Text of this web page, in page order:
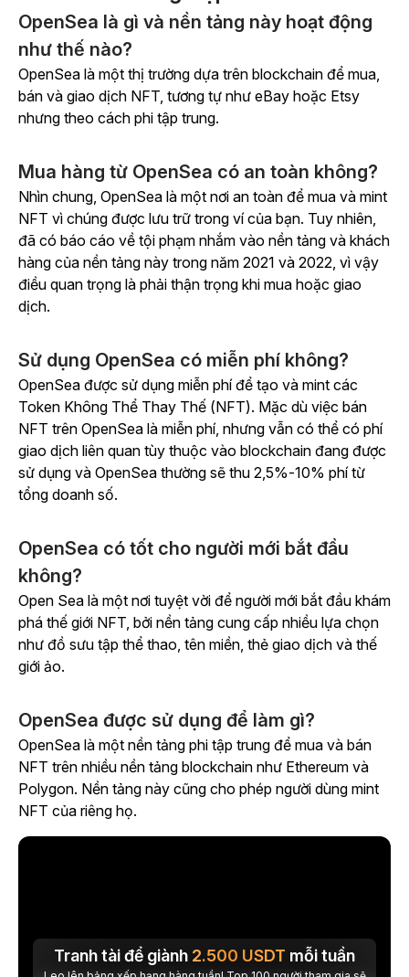
OpenSea là gì và nền tảng này hoạt động
như thế nào?
OpenSea là một thị trường dựa trên blockchain để mua,
bán và giao dịch NFT, tương tự như eBay hoặc Etsy
nhưng theo cách phi tập trung.
Mua hàng từ OpenSea có an toàn không?
Nhìn chung, OpenSea là một nơi an toàn để mua và mint
NFT vì chúng được lưu trữ trong ví của bạn. Tuy nhiên,
đã có báo cáo về tội phạm nhắm vào nền tảng và khách
hàng của nền tảng này trong năm 2021 và 2022, vì vậy
điều quan trọng là phải thận trọng khi mua hoặc giao
dịch.
Sử dụng OpenSea có miễn phí không?
OpenSea được sử dụng miễn phí để tạo và mint các
Token Không Thể Thay Thế (NFT). Mặc dù việc bán
NFT trên OpenSea là miễn phí, nhưng vẫn có thể có phí
giao dịch liên quan tùy thuộc vào blockchain đang được
sử dụng và OpenSea thường sẽ thu 2,5%-10% phí từ
tổng doanh số.
OpenSea có tốt cho người mới bắt đầu
không?
Open Sea là một nơi tuyệt vời để người mới bắt đầu khám
phá thế giới NFT, bởi nền tảng cung cấp nhiều lựa chọn
như đồ sưu tập thể thao, tên miền, thẻ giao dịch và thế
giới ảo.
OpenSea được sử dụng để làm gì?
OpenSea là một nền tảng phi tập trung để mua và bán
NFT trên nhiều nền tảng blockchain như Ethereum và
Polygon. Nền tảng này cũng cho phép người dùng mint
NFT của riêng họ.
Tranh tài để giành 2.500 USDT mỗi tuần